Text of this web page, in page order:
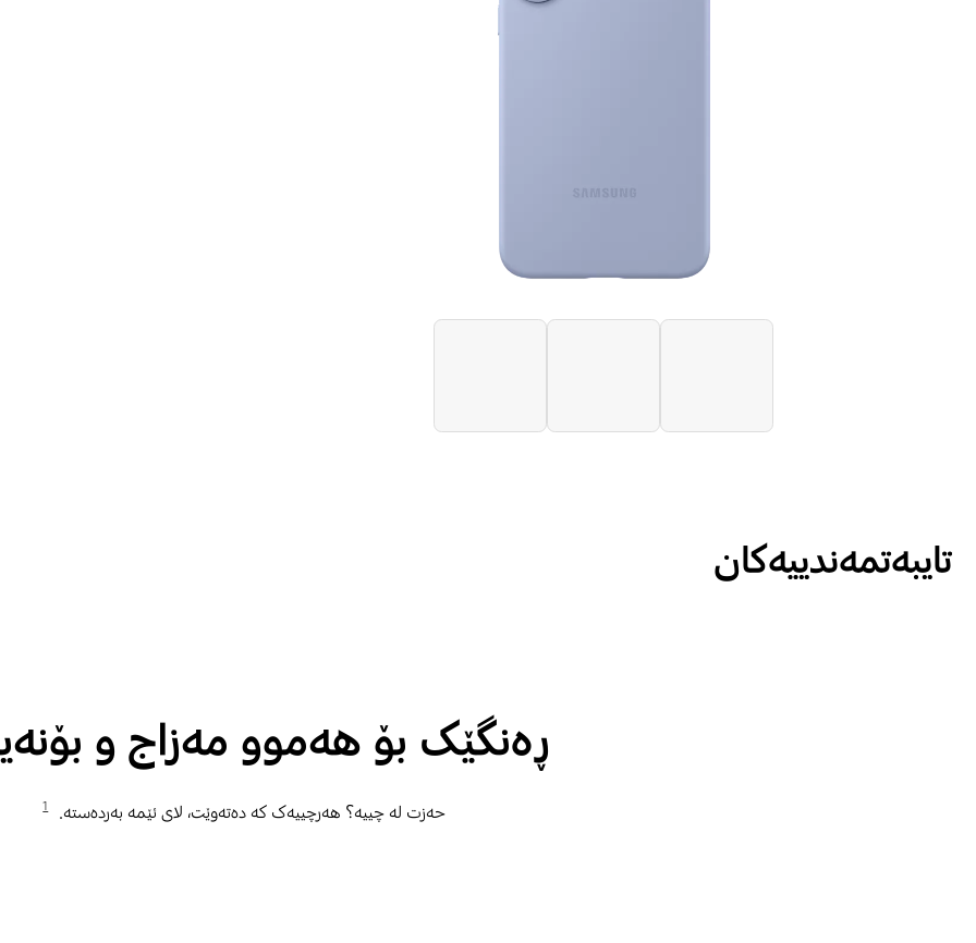
تایبەتمەندییەکان
ڕەنگێک بۆ هەموو مەزاج و
حەزت لە چییە؟ هەرچییەک کە دەتەوێت، لای ئێمە بەردەستە. 1